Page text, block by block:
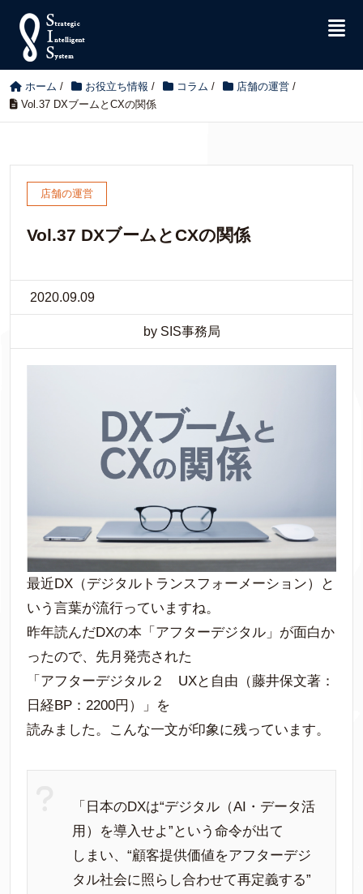
ホーム / お役立ち情報 / コラム / 店舗の運営 /
Vol.37 DXブームとCXの関係
店舗の運営
Vol.37 DXブームとCXの関係
2020.09.09
by SIS事務局
最近DX（デジタルトランスフォーメーション）と
いう言葉が流行っていますね。
昨年読んだDXの本「アフターデジタル」が面白か
ったので、先月発売された
「アフターデジタル２ UXと自由（藤井保文著：
日経BP：2200円）」を
読みました。こんな一文が印象に残っています。
「日本のDXは“デジタル（AI・データ活
用）を導入せよ”という命令が出て
しまい、“顧客提供価値をアフターデジ
タル社会に照らし合わせて再定義する”